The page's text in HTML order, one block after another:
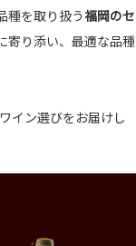
種を取り扱う福岡のセ
寄り添い、最適な品種
イン選びをお届けし